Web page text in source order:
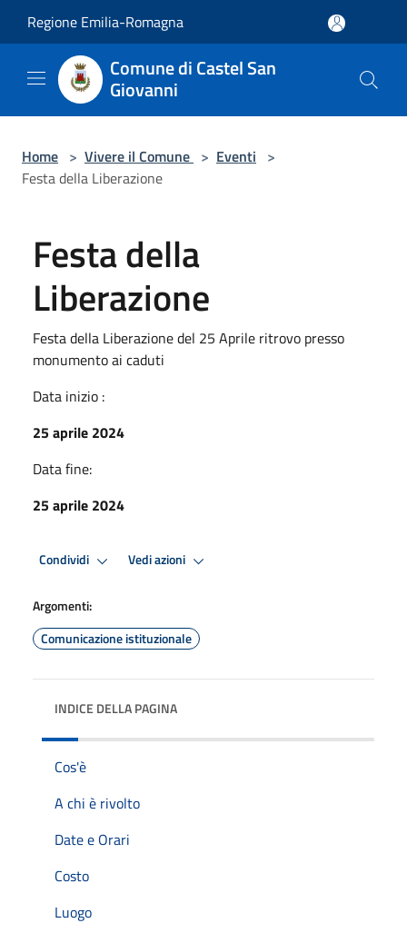
Regione Emilia-Romagna
Comune di Castel San
Giovanni
Home > Vivere il Comune > Eventi >
Festa della Liberazione
Festa della
Liberazione
Festa della Liberazione del 25 Aprile ritrovo presso
monumento ai caduti
Data inizio :
25 aprile 2024
Data fine:
25 aprile 2024
Condividi Vedi azioni
Argomenti:
Comunicazione istituzionale
INDICE DELLA PAGINA
Cos'è
A chi è rivolto
Date e Orari
Costo
Luogo